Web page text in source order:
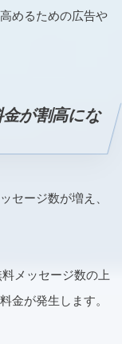
めるための広告や
が割高にな
セージ数が増え、
メッセージ数の上
金が発生します。